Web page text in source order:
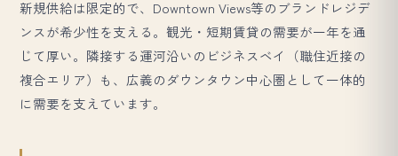
新規供給は限定的で、Downtown Views等のブランドレジデ
ンスが希少性を支える。観光・短期賃貸の需要が一年を通
じて厚い。隣接する運河沿いのビジネスベイ（職住近接の
複合エリア）も、広義のダウンタウン中心圏として一体的
に需要を支えています。